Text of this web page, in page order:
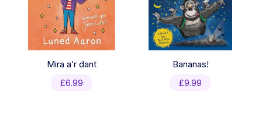
Mira a’r dant
£6.99
Bananas!
£9.99